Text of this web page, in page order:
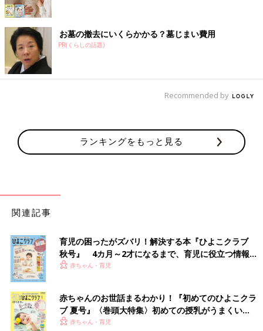
お墓の撤去にいくらかかる？墓じまい費用
PR(くらしの話題)
Recommended by
ランキングをもっと見る
関連記事
育児の困ったがズバリ！解決する本『ひよこクラブ
秋号』 4カ月～2才になるまで、育児に役立つ情報が
いっぱい！
赤ちゃん・育児
赤ちゃんのお世話まるわかり！『初めてのひよこクラ
ブ 夏号』〈巻頭大特集〉初めての授乳がうまくい
く！ おっぱい・ミルクの基本と夏のトラブル 解決テ
赤ちゃん・育児